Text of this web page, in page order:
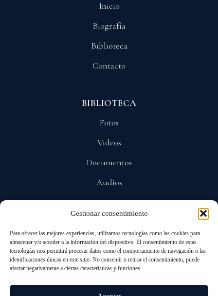
Gestionar consentimiento
Para ofrecer las mejores experiencias, utilizamos tecnologías como las cookies para
almacenar y/o acceder a la información del dispositivo. El consentimiento de estas
tecnologías nos permitirá procesar datos como el comportamiento de navegación o las
identificaciones únicas en este sitio. No consentir o retirar el consentimiento, puede
afectar negativamente a ciertas características y funciones.
Inicio
Biografía
Biblioteca
Contacto
BIBLIOTECA
Fotos
Videos
Documentos
Audios
Privacidad
Protección De Datos